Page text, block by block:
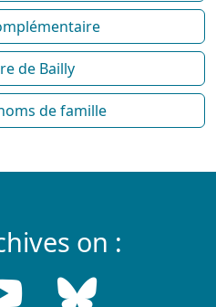
de Bailly
de famille
on :